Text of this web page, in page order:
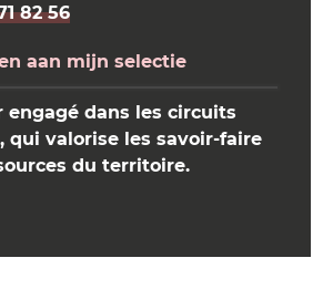
82 56
aan mijn selectie
engagé dans les circuits
qui valorise les savoir-faire
du territoire.